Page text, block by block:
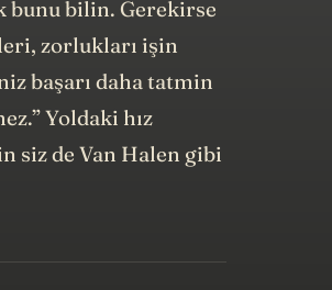
zorlukları işin
başarı daha tatmin
Yoldaki hız
siz de Van Halen gibi